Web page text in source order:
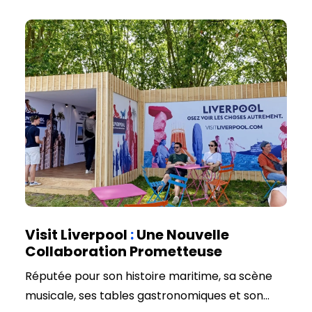
Visit Liverpool :Une Nouvelle
Collaboration Prometteuse
Réputée pour son histoire maritime, sa scène
musicale, ses tables gastronomiques et son